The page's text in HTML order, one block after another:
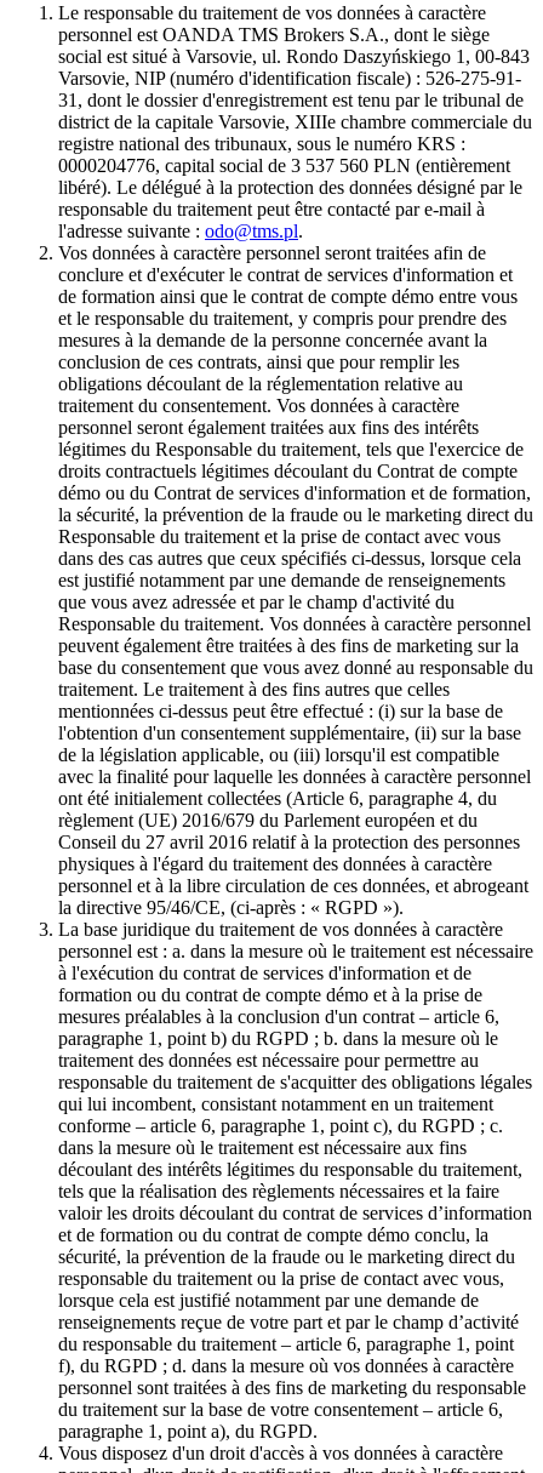
Le responsable du traitement de vos données à caractère
personnel est OANDA TMS Brokers S.A., dont le siège
social est situé à Varsovie, ul. Rondo Daszyńskiego 1, 00-843
Varsovie, NIP (numéro d'identification fiscale) : 526-275-91-
31, dont le dossier d'enregistrement est tenu par le tribunal de
district de la capitale Varsovie, XIIIe chambre commerciale du
registre national des tribunaux, sous le numéro KRS :
0000204776, capital social de 3 537 560 PLN (entièrement
libéré). Le délégué à la protection des données désigné par le
responsable du traitement peut être contacté par e-mail à
l'adresse suivante : odo@tms.pl.
Vos données à caractère personnel seront traitées afin de
conclure et d'exécuter le contrat de services d'information et
de formation ainsi que le contrat de compte démo entre vous
et le responsable du traitement, y compris pour prendre des
mesures à la demande de la personne concernée avant la
conclusion de ces contrats, ainsi que pour remplir les
obligations découlant de la réglementation relative au
traitement du consentement. Vos données à caractère
personnel seront également traitées aux fins des intérêts
légitimes du Responsable du traitement, tels que l'exercice de
droits contractuels légitimes découlant du Contrat de compte
démo ou du Contrat de services d'information et de formation,
la sécurité, la prévention de la fraude ou le marketing direct du
Responsable du traitement et la prise de contact avec vous
dans des cas autres que ceux spécifiés ci-dessus, lorsque cela
est justifié notamment par une demande de renseignements
que vous avez adressée et par le champ d'activité du
Responsable du traitement. Vos données à caractère personnel
peuvent également être traitées à des fins de marketing sur la
base du consentement que vous avez donné au responsable du
traitement. Le traitement à des fins autres que celles
mentionnées ci-dessus peut être effectué : (i) sur la base de
l'obtention d'un consentement supplémentaire, (ii) sur la base
de la législation applicable, ou (iii) lorsqu'il est compatible
avec la finalité pour laquelle les données à caractère personnel
ont été initialement collectées (Article 6, paragraphe 4, du
règlement (UE) 2016/679 du Parlement européen et du
Conseil du 27 avril 2016 relatif à la protection des personnes
physiques à l'égard du traitement des données à caractère
personnel et à la libre circulation de ces données, et abrogeant
la directive 95/46/CE, (ci-après : « RGPD »).
La base juridique du traitement de vos données à caractère
personnel est : a. dans la mesure où le traitement est nécessaire
à l'exécution du contrat de services d'information et de
formation ou du contrat de compte démo et à la prise de
mesures préalables à la conclusion d'un contrat – article 6,
paragraphe 1, point b) du RGPD ; b. dans la mesure où le
traitement des données est nécessaire pour permettre au
responsable du traitement de s'acquitter des obligations légales
qui lui incombent, consistant notamment en un traitement
conforme – article 6, paragraphe 1, point c), du RGPD ; c.
dans la mesure où le traitement est nécessaire aux fins
découlant des intérêts légitimes du responsable du traitement,
tels que la réalisation des règlements nécessaires et la faire
valoir les droits découlant du contrat de services d’information
et de formation ou du contrat de compte démo conclu, la
sécurité, la prévention de la fraude ou le marketing direct du
responsable du traitement ou la prise de contact avec vous,
lorsque cela est justifié notamment par une demande de
renseignements reçue de votre part et par le champ d’activité
du responsable du traitement – article 6, paragraphe 1, point
f), du RGPD ; d. dans la mesure où vos données à caractère
personnel sont traitées à des fins de marketing du responsable
du traitement sur la base de votre consentement – article 6,
paragraphe 1, point a), du RGPD.
Vous disposez d'un droit d'accès à vos données à caractère